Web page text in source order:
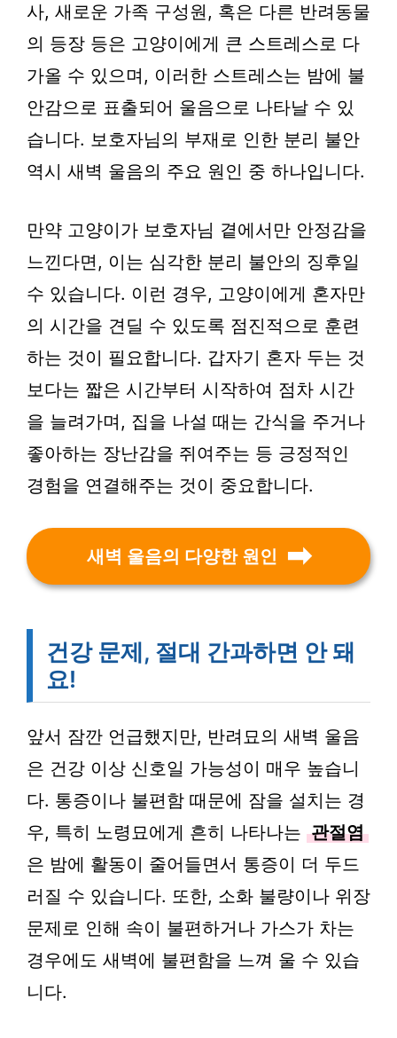
사, 새로운 가족 구성원, 혹은 다른 반려동물
의 등장 등은 고양이에게 큰 스트레스로 다
가올 수 있으며, 이러한 스트레스는 밤에 불
안감으로 표출되어 울음으로 나타날 수 있
습니다. 보호자님의 부재로 인한 분리 불안
역시 새벽 울음의 주요 원인 중 하나입니다.
만약 고양이가 보호자님 곁에서만 안정감을
느낀다면, 이는 심각한 분리 불안의 징후일
수 있습니다. 이런 경우, 고양이에게 혼자만
의 시간을 견딜 수 있도록 점진적으로 훈련
하는 것이 필요합니다. 갑자기 혼자 두는 것
보다는 짧은 시간부터 시작하여 점차 시간
을 늘려가며, 집을 나설 때는 간식을 주거나
좋아하는 장난감을 쥐여주는 등 긍정적인
경험을 연결해주는 것이 중요합니다.
새벽 울음의 다양한 원인
건강 문제, 절대 간과하면 안 돼
요!
앞서 잠깐 언급했지만, 반려묘의 새벽 울음
은 건강 이상 신호일 가능성이 매우 높습니
다. 통증이나 불편함 때문에 잠을 설치는 경
우, 특히 노령묘에게 흔히 나타나는 관절염
은 밤에 활동이 줄어들면서 통증이 더 두드
러질 수 있습니다. 또한, 소화 불량이나 위장
문제로 인해 속이 불편하거나 가스가 차는
경우에도 새벽에 불편함을 느껴 울 수 있습
니다.